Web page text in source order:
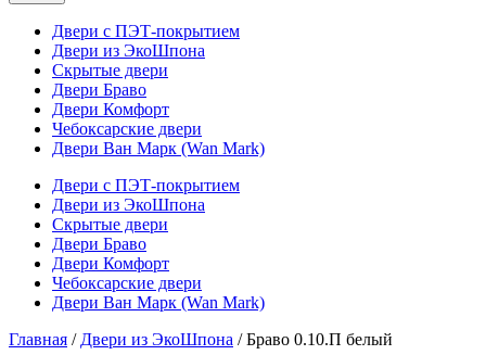
Двери с ПЭТ-покрытием
Двери из ЭкоШпона
Скрытые двери
Двери Браво
Двери Комфорт
Чебоксарские двери
Двери Ван Марк (Wan Mark)
Двери с ПЭТ-покрытием
Двери из ЭкоШпона
Скрытые двери
Двери Браво
Двери Комфорт
Чебоксарские двери
Двери Ван Марк (Wan Mark)
Главная / Двери из ЭкоШпона / Браво 0.10.П белый